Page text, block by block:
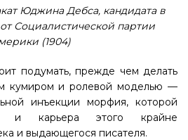
Юджина Дебса, кандидата в
Социалистической партии
(1904)
подумать, прежде чем делать
кумиром и ролевой моделью —
инъекции морфия, которой
и карьера этого крайне
и выдающегося писателя.